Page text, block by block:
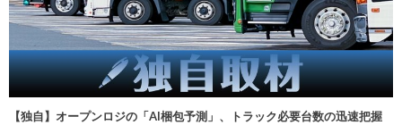
【独自】オープンロジの「AI梱包予測」、トラック必要台数の迅速把握